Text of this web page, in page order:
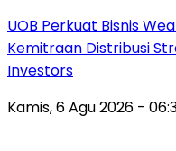
UOB Perkuat Bisnis
Kemitraan Distribusi
Investors
Kamis, 6 Agu 2026 -